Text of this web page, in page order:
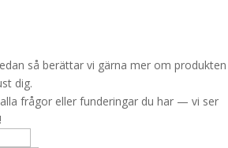
så berättar vi gärna mer om produkten
dig.
frågor eller funderingar du har — vi ser